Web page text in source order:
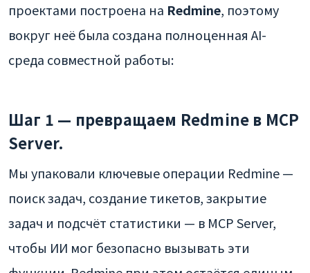
проектами построена на Redmine, поэтому
вокруг неё была создана полноценная AI-
среда совместной работы:
Шаг 1 — превращаем Redmine в MCP
Server.
Мы упаковали ключевые операции Redmine —
поиск задач, создание тикетов, закрытие
задач и подсчёт статистики — в MCP Server,
чтобы ИИ мог безопасно вызывать эти